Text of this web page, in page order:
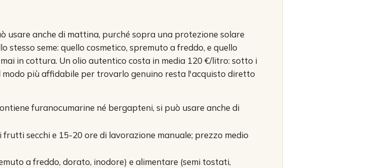
usare anche di mattina, purché sopra una protezione solare
stesso seme: quello cosmetico, spremuto a freddo, e quello
in cottura. Un olio autentico costa in media 120 €/litro: sotto i
più affidabile per trovarlo genuino resta l'acquisto diretto
furanocumarine né bergapteni, si può usare anche di
secchi e 15-20 ore di lavorazione manuale; prezzo medio
a freddo, dorato, inodore) e alimentare (semi tostati,